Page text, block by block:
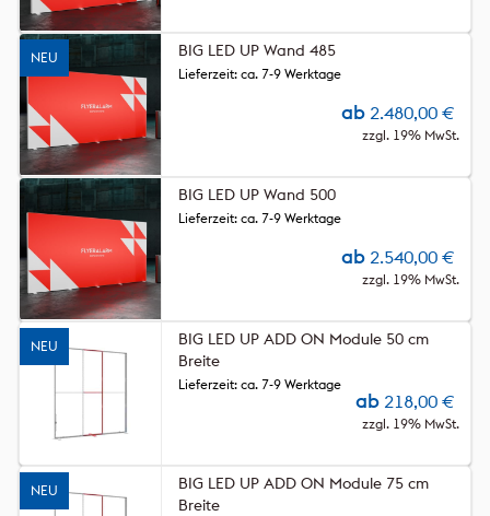
NEU BIG LED UP Wand 485
ab 2.480,00 €
zzgl. 19% MwSt.
Lieferzeit: ca. 7-9 Werktage
BIG LED UP Wand 500
ab 2.540,00 €
zzgl. 19% MwSt.
Lieferzeit: ca. 7-9 Werktage
NEU
BIG LED UP ADD ON Module 50 cm
Breite
ab 218,00 €
zzgl. 19% MwSt.
Lieferzeit: ca. 7-9 Werktage
NEU
BIG LED UP ADD ON Module 75 cm
Breite